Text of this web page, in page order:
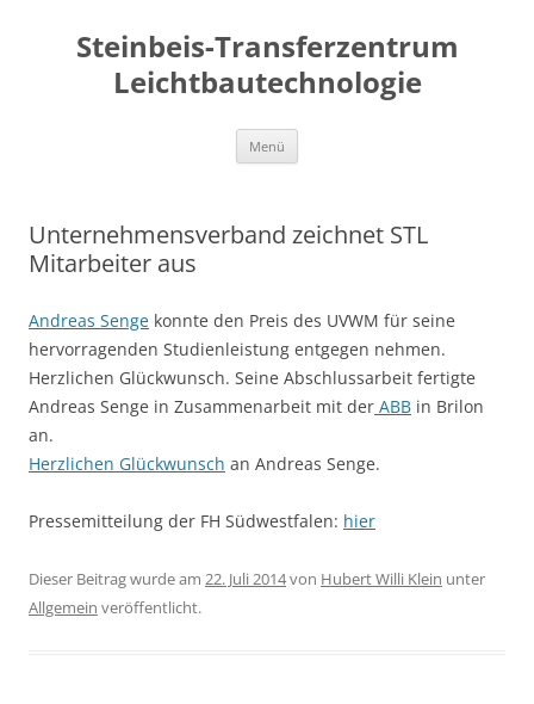
springenSteinbeis-Transferzentrum
Leichtbautechnologie
Menü
Unternehmensverband zeichnet STL
Mitarbeiter aus
Andreas Senge konnte den Preis des UVWM für seine
hervorragenden Studienleistung entgegen nehmen.
Herzlichen Glückwunsch. Seine Abschlussarbeit fertigte
Andreas Senge in Zusammenarbeit mit der ABB in Brilon
an.
Herzlichen Glückwunsch an Andreas Senge.
Pressemitteilung der FH Südwestfalen: hier
Dieser Beitrag wurde am 22. Juli 2014von Hubert Willi Klein unter
Allgemein veröffentlicht.